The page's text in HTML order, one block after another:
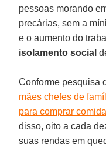
pessoas morando
precárias, sem a
e o aumento do
isolamento social
Conforme pesquisa
mães chefes de
para comprar
disso, oito a cada
suas rendas em